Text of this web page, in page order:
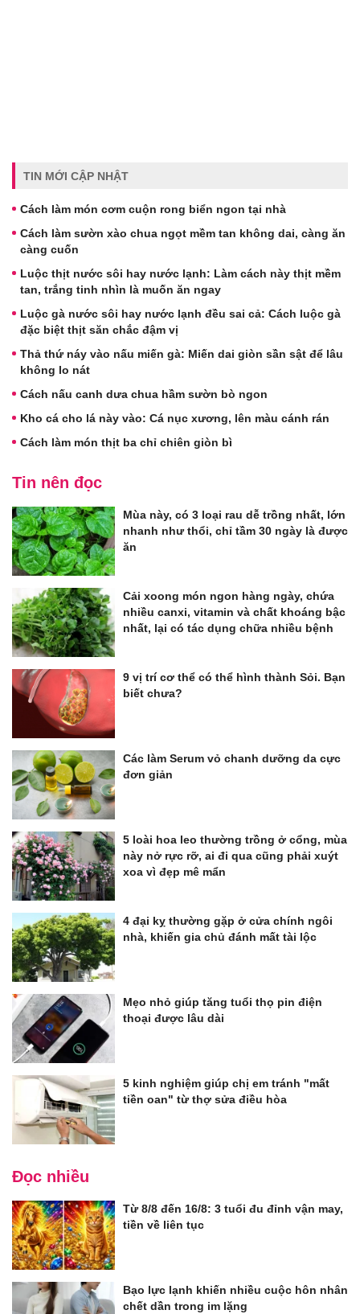
TIN MỚI CẬP NHẬT
Cách làm món cơm cuộn rong biển ngon tại nhà
Cách làm sườn xào chua ngọt mềm tan không dai, càng ăn
càng cuốn
Luộc thịt nước sôi hay nước lạnh: Làm cách này thịt mềm
tan, trắng tinh nhìn là muốn ăn ngay
Luộc gà nước sôi hay nước lạnh đều sai cả: Cách luộc gà
đặc biệt thịt săn chắc đậm vị
Thả thứ náy vào nấu miến gà: Miến dai giòn sần sật để lâu
không lo nát
Cách nấu canh dưa chua hầm sườn bò ngon
Kho cá cho lá này vào: Cá nục xương, lên màu cánh rán
Cách làm món thịt ba chỉ chiên giòn bì
Tin nên đọc
Mùa này, có 3 loại rau dễ trồng nhất, lớn
nhanh như thổi, chỉ tầm 30 ngày là được
ăn
Cải xoong món ngon hàng ngày, chứa
nhiều canxi, vitamin và chất khoáng bậc
nhất, lại có tác dụng chữa nhiều bệnh
9 vị trí cơ thể có thể hình thành Sỏi. Bạn
biết chưa?
Các làm Serum vỏ chanh dưỡng da cực
đơn giản
5 loài hoa leo thường trồng ở cổng, mùa
này nở rực rỡ, ai đi qua cũng phải xuýt
xoa vì đẹp mê mẩn
4 đại kỵ thường gặp ở cửa chính ngôi
nhà, khiến gia chủ đánh mất tài lộc
Mẹo nhỏ giúp tăng tuổi thọ pin điện
thoại được lâu dài
5 kinh nghiệm giúp chị em tránh "mất
tiền oan" từ thợ sửa điều hòa
Đọc nhiều
Từ 8/8 đến 16/8: 3 tuổi đu đỉnh vận may,
tiền về liên tục
Bạo lực lạnh khiến nhiều cuộc hôn nhân
chết dần trong im lặng